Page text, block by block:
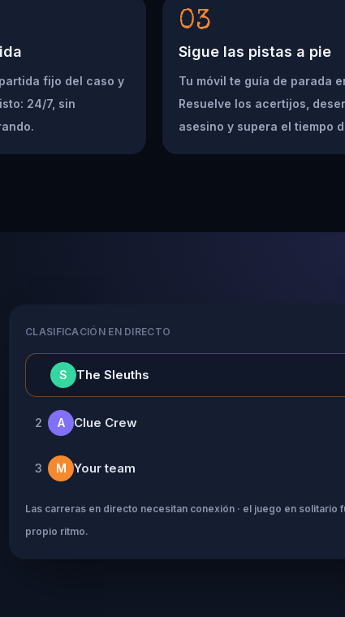
fijo del caso y
24/7, sin
03
Sigue las pistas a pie
Tu móvil te guía de parada
Resuelve los acertijos,
asesino y supera el tiempo
CLASIFICACIÓN EN DIRECTO
S The Sleuths
2 A Clue Crew
3 M Your team
Las carreras en directo necesitan conexión · el juego en solitario
propio ritmo.